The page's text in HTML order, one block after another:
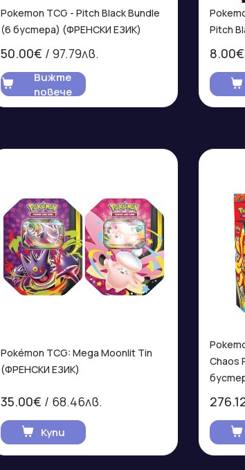
Pokemon TCG - Pitch Black Bundle
(6 бустера) (ФРЕНСКИ ЕЗИК)
50.00€ / 97.79лв.
Вижте
повече
Pitch
8.00€
Pokémon TCG: Mega Moonlit Tin
(ФРЕНСКИ ЕЗИК)
35.00€ / 68.46лв.
Купи
Chaos